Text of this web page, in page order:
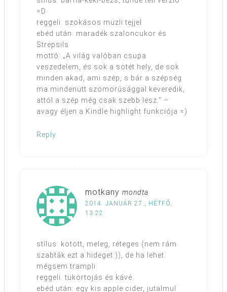
=D
reggeli: szokásos müzli tejjel
ebéd után: maradék szaloncukor és
Strepsils
mottó: „A világ valóban csupa
veszedelem, és sok a sötét hely, de sok
minden akad, ami szép, s bár a szépség
ma mindenütt szomorúsággal keveredik,
attól a szép még csak szebb lesz.” –
avagy éljen a Kindle highlight funkciója =)
Reply
motkany mondta
2014. JANUÁR 27., HÉTFŐ,
13:22
stílus: kötött, meleg, réteges (nem rám
szabták ezt a hideget:)), de ha lehet
mégsem trampli.
reggeli: tükörtojás és kávé.
ebéd után: egy kis apple cider, jutalmul